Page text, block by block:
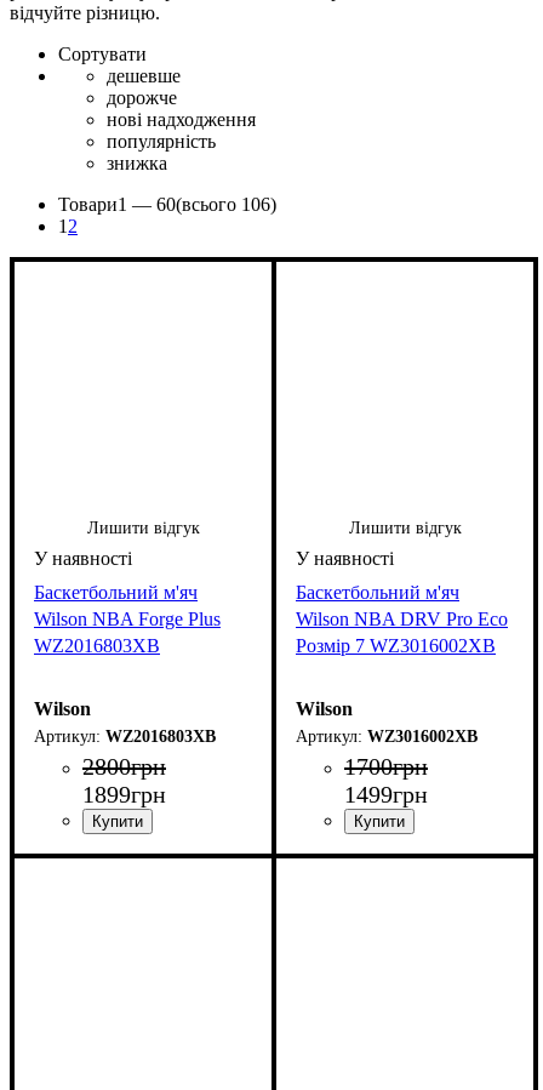
відчуйте різницю.
Сортувати
дешевше
дорожче
нові надходження
популярність
знижка
Товари1 — 60(всього 106)
12
Лишити відгук
Баскетбольний м'яч
Wilson NBA Forge Plus
WZ2016803XB
Wilson
WZ2016803XB
2800грн
1899грн
Лишити відгук
Баскетбольний м'яч
Wilson NBA DRV Pro Eco
Розмір 7 WZ3016002XB
Wilson
WZ3016002XB
1700грн
1499грн